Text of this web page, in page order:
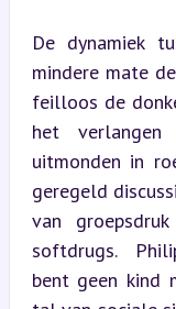
De dynamiek
mindere mate
feilloos de
het
uitmonden in
geregeld
van
softdrugs.
bent geen kind